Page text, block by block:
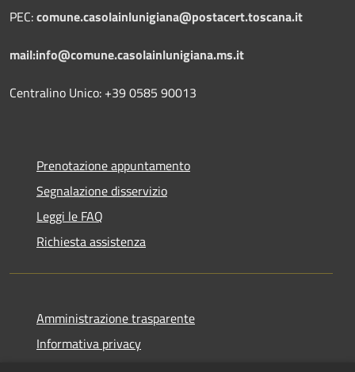
PEC:comune.casolainlunigiana@postacert.toscana.it
mail:info@comune.casolainlunigiana.ms.it
Centralino Unico: +39 0585 90013
Prenotazione appuntamento
Segnalazione disservizio
Leggi le FAQ
Richiesta assistenza
Amministrazione trasparente
Informativa privacy